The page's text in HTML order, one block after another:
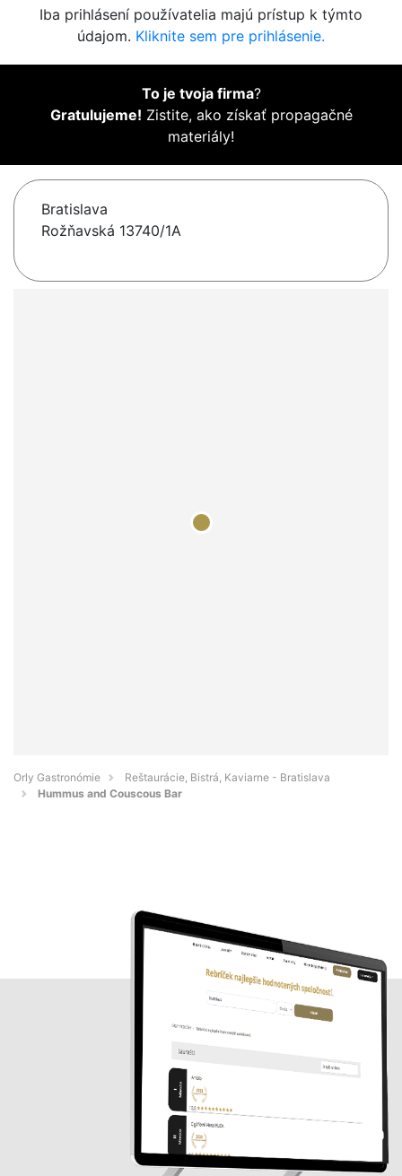
Iba prihlásení používatelia majú prístup k týmto
údajom. Kliknite sem pre prihlásenie.
To je tvoja firma?
Gratulujeme! Zistite, ako získať propagačné
materiály!
Bratislava
Rožňavská 13740/1A
Orly Gastronómie
Reštaurácie, Bistrá, Kaviarne - Bratislava
Hummus and Couscous Bar